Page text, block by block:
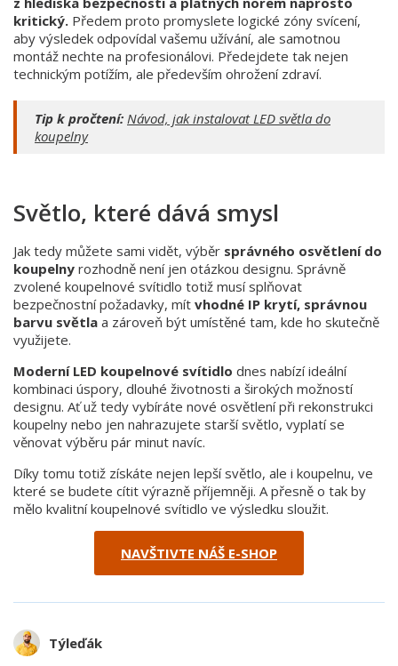
kritický. Předem proto promyslete logické zóny svícení,
aby výsledek odpovídal vašemu užívání, ale samotnou
montáž nechte na profesionálovi. Předejdete tak nejen
technickým potížím, ale především ohrožení zdraví.
Tip k pročtení: Návod, jak instalovat LED světla do
koupelny
Světlo, které dává smysl
Jak tedy můžete sami vidět, výběr správného osvětlení do
koupelny rozhodně není jen otázkou designu. Správně
zvolené koupelnové svítidlo totiž musí splňovat
bezpečnostní požadavky, mít vhodné IP krytí, správnou
barvu světla a zároveň být umístěné tam, kde ho skutečně
využijete.
Moderní LED koupelnové svítidlo dnes nabízí ideální
kombinaci úspory, dlouhé životnosti a širokých možností
designu. Ať už tedy vybíráte nové osvětlení při rekonstrukci
koupelny nebo jen nahrazujete starší světlo, vyplatí se
věnovat výběru pár minut navíc.
Díky tomu totiž získáte nejen lepší světlo, ale i koupelnu, ve
které se budete cítit výrazně příjemněji. A přesně o tak by
mělo kvalitní koupelnové svítidlo ve výsledku sloužit.
NAVŠTIVTE NÁŠ E-SHOP
Týleďák